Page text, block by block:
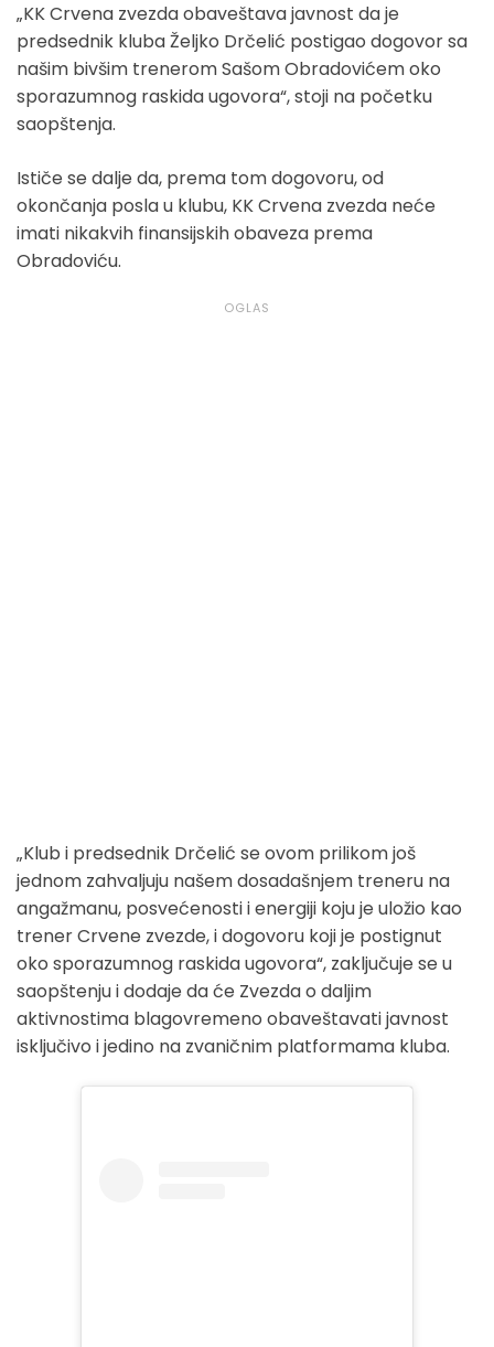
„KK Crvena zvezda obaveštava javnost da je
predsednik kluba Željko Drčelić postigao dogovor sa
našim bivšim trenerom Sašom Obradovićem oko
sporazumnog raskida ugovora“, stoji na početku
saopštenja.
Ističe se dalje da, prema tom dogovoru, od
okončanja posla u klubu, KK Crvena zvezda neće
imati nikakvih finansijskih obaveza prema
Obradoviću.
„Klub i predsednik Drčelić se ovom prilikom još
jednom zahvaljuju našem dosadašnjem treneru na
angažmanu, posvećenosti i energiji koju je uložio kao
trener Crvene zvezde, i dogovoru koji je postignut
oko sporazumnog raskida ugovora“, zaključuje se u
saopštenju i dodaje da će Zvezda o daljim
aktivnostima blagovremeno obaveštavati javnost
isključivo i jedino na zvaničnim platformama kluba.